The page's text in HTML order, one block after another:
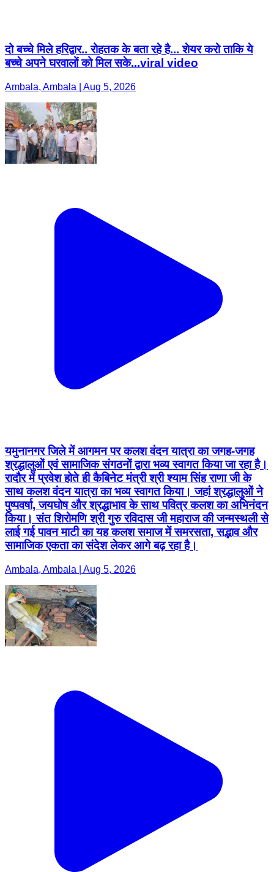
दो बच्चे मिले हरिद्वार.. रोहतक के बता रहे है... शेयर करो ताकि ये
बच्चे अपने घरवालों को मिल सके...viral video
Ambala, Ambala | Aug 5, 2026
यमुनानगर जिले में आगमन पर कलश वंदन यात्रा का जगह-जगह
श्रद्धालुओं एवं सामाजिक संगठनों द्वारा भव्य स्वागत किया जा रहा है।
रादौर में प्रवेश होते ही कैबिनेट मंत्री श्री श्याम सिंह राणा जी के
साथ कलश वंदन यात्रा का भव्य स्वागत किया। जहां श्रद्धालुओं ने
पुष्पवर्षा, जयघोष और श्रद्धाभाव के साथ पवित्र कलश का अभिनंदन
किया। संत शिरोमणि श्री गुरु रविदास जी महाराज की जन्मस्थली से
लाई गई पावन माटी का यह कलश समाज में समरसता, सद्भाव और
सामाजिक एकता का संदेश लेकर आगे बढ़ रहा है।
Ambala, Ambala | Aug 5, 2026